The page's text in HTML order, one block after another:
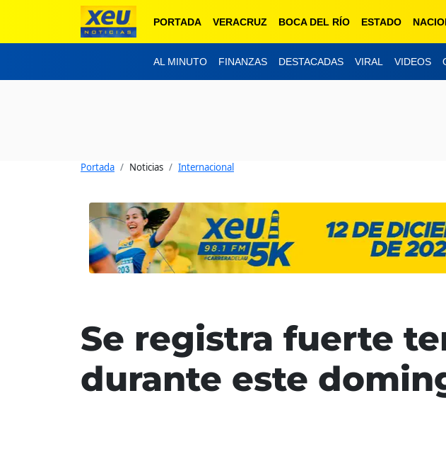
PORTADA VERACRUZ BOCA DEL RÍO ESTADO
AL MINUTO FINANZAS DESTACADAS VIRAL VIDEOS
Portada Noticias Internacional
Se registra fuerte
durante este